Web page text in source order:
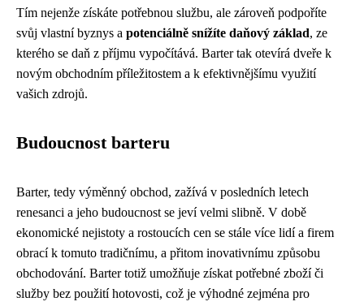
Tím nejenže získáte potřebnou službu, ale zároveň podpoříte
svůj vlastní byznys a potenciálně snížíte daňový základ, ze
kterého se daň z příjmu vypočítává. Barter tak otevírá dveře k
novým obchodním příležitostem a k efektivnějšímu využití
vašich zdrojů.
Budoucnost barteru
Barter, tedy výměnný obchod, zažívá v posledních letech
renesanci a jeho budoucnost se jeví velmi slibně. V době
ekonomické nejistoty a rostoucích cen se stále více lidí a firem
obrací k tomuto tradičnímu, a přitom inovativnímu způsobu
obchodování. Barter totiž umožňuje získat potřebné zboží či
služby bez použití hotovosti, což je výhodné zejména pro